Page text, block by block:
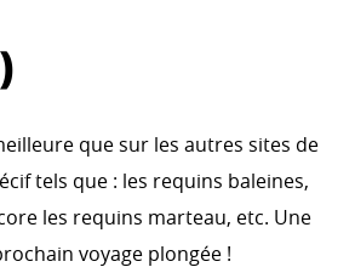
que sur les autres sites de
tels que : les requins baleines,
les requins marteau, etc. Une
voyage plongée !